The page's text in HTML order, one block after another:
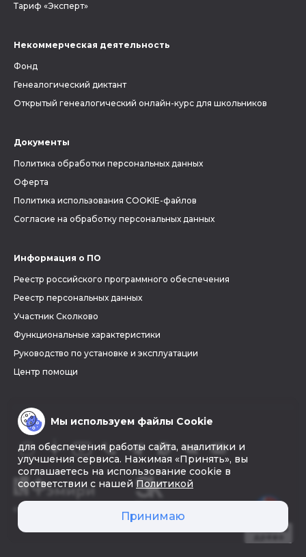
Тариф «Эксперт»
Некоммерческая деятельность
Фонд
Генеалогический диктант
Открытый генеалогический онлайн-курс для школьников
Документы
Политика обработки персональных данных
Оферта
Политика использования COOKIE-файлов
Согласие на обработку персональных данных
Информация о ПО
Реестр российского программного обеспечения
Реестр персональных данных
Участник Сколково
Функциональные характеристики
Руководство по установке и эксплуатации
Центр помощи
© 2026 «Фэмири»
Мы используем файлы Cookie
для обеспечения работы сайта, аналитики и
улучшения сервиса. Нажимая «Принять», вы
соглашаетесь на использование cookie в
соответствии с нашей Политикой
Принимаю
Создать